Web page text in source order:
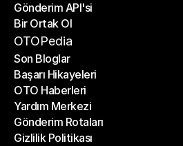
E-Ticaret Platformları
Gönderim API'si
Gönderim API'si
Bir Ortak Ol
Bir Ortak Ol
OTOPedia
Son Bloglar
Son Bloglar
Başarı Hikayeleri
Başarı Hikayeleri
OTO Haberleri
OTO Haberleri
Yardım Merkezi
Yardım Merkezi
Gönderim Rotaları
Gönderim Rotaları
Gizlilik Politikası